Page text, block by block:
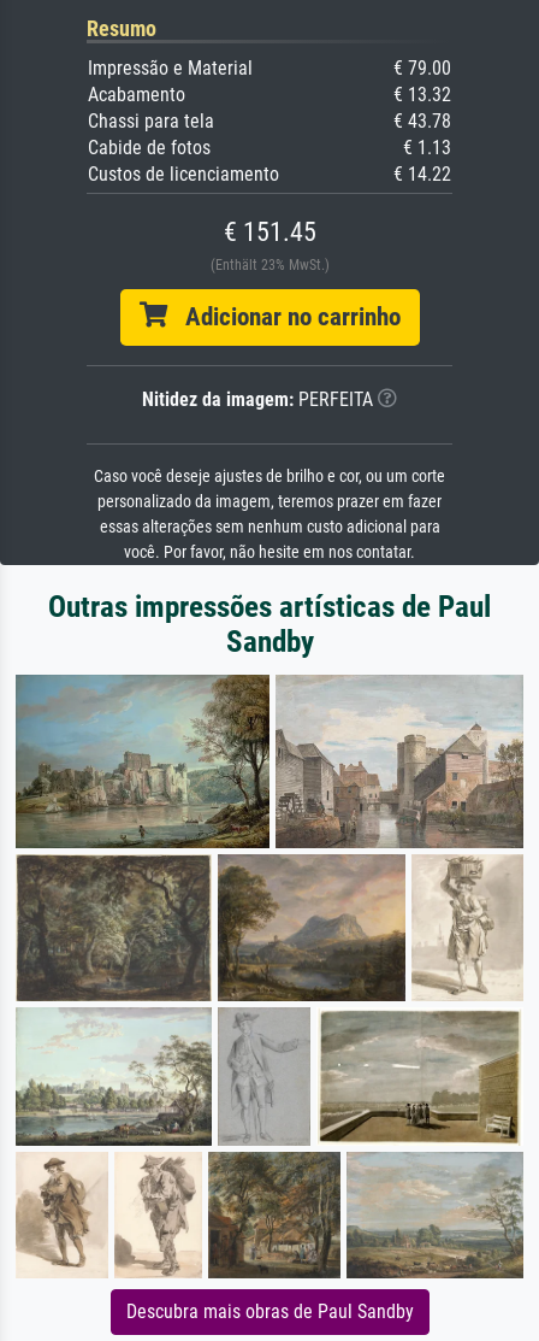
Resumo
Impressão e Material
€ 79.00
Acabamento
€ 13.32
Chassi para tela
€ 43.78
Cabide de fotos
€ 1.13
Custos de licenciamento
€ 14.22
€ 151.45
(Enthält 23% MwSt.)
Adicionar no carrinho
Nitidez da imagem: PERFEITA
Caso você deseje ajustes de brilho e cor, ou um corte
personalizado da imagem, teremos prazer em fazer
essas alterações sem nenhum custo adicional para
você. Por favor, não hesite em nos contatar.
Outras impressões artísticas de Paul
Sandby
Descubra mais obras de Paul Sandby